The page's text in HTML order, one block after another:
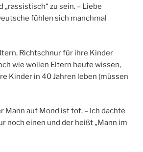
zu sein. – Liebe
fühlen sich manchmal
Richtschnur für ihre Kinder
wie wollen Eltern heute wissen,
Kinder in 40 Jahren leben (müssen
Mann auf Mond ist tot. – Ich dachte
noch einen und der heißt „Mann im